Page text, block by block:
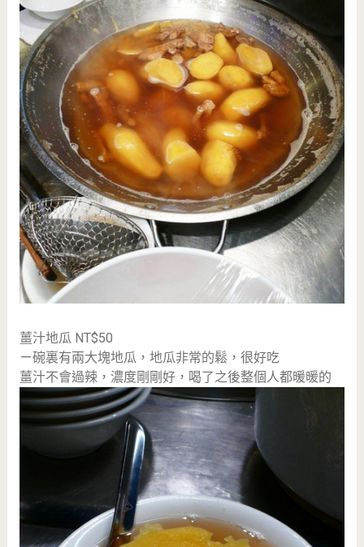
薑汁地瓜 NT$50
ㄧ碗裏有兩大塊地瓜，地瓜非常的鬆，很好吃
薑汁不會過辣，濃度剛剛好，喝了之後整個人都暖暖的